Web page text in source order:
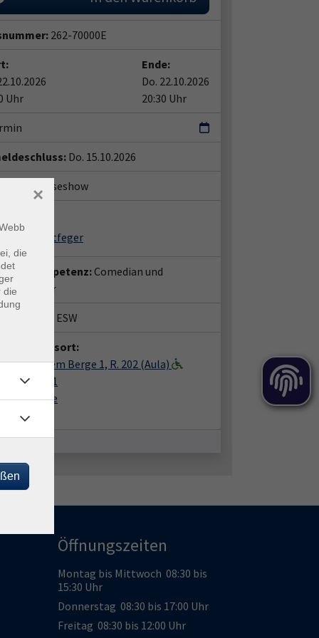
262-70000E
Uhr
Ende:
Do. 22.10.2026
20:30 Uhr
Do. 15.10.2026
Leseshow
Schwerdtfeger
Comedian und
ESW
vhs, Vor dem Berge 1, R. 202 (Aula)
dem Berge 1
Eschwege
202
Öffnungszeiten
Montag bis Mittwoch 08:30 bis
15:30 Uhr
Donnerstag 08:30 bis 17:00 Uhr
Freitag 08:30 bis 12:00 Uhr
die
die
×